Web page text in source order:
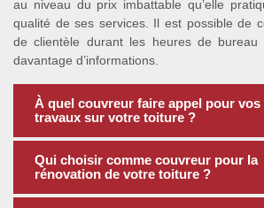
au niveau du prix imbattable qu’elle
qualité de ses services. Il est possible de
de clientèle durant les heures de bureau
davantage d’informations.
À quel couvreur faire appel pour
travaux sur votre toiture ?
Qui choisir comme couvreur pour la
rénovation de votre toiture ?